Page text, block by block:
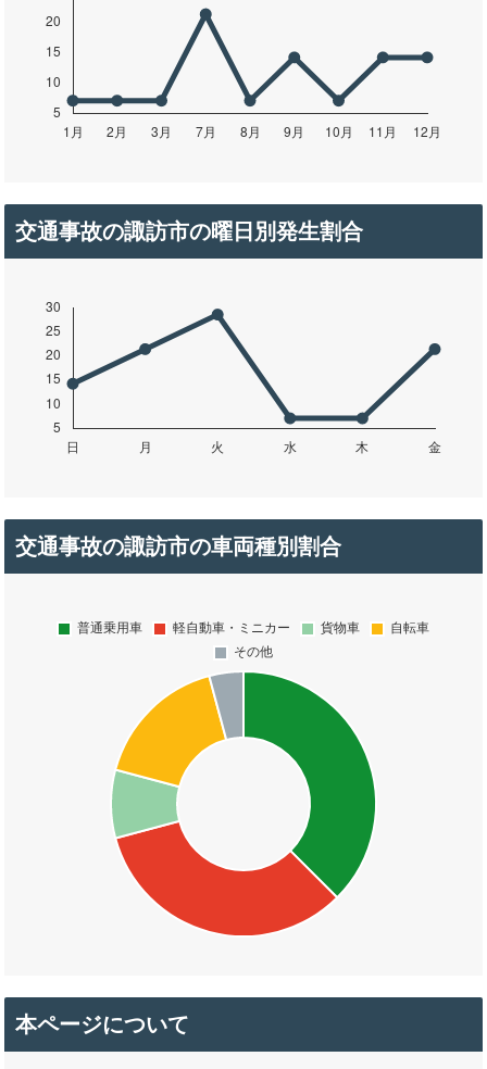
交通事故の諏訪市の曜日別発生割合
交通事故の諏訪市の車両種別割合
本ページについて